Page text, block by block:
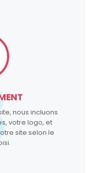
nous incluons
votre logo, et
site selon le